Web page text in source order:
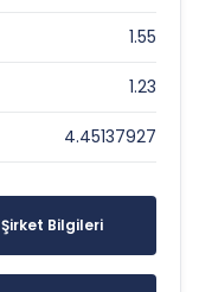
1.55
1.23
4.45137927
Şirket Bilgileri